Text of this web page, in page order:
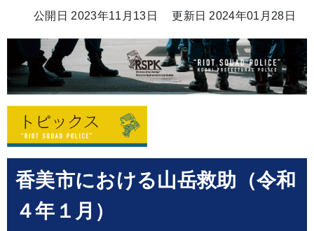
公開日 2023年11月13日 更新日 2024年01月28日
香美市における山岳救助（令和
４年１月）